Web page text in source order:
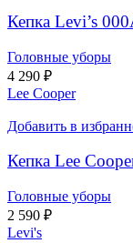
Кепка Levi’s
Головные уборы
4 290 ₽
Lee Cooper
Добавить в
Кепка Lee
Головные уборы
2 590 ₽
Levi's